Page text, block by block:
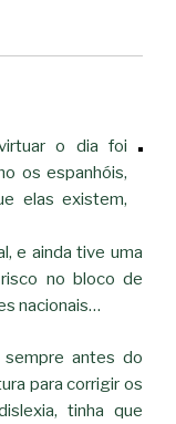
o dia foi
os espanhóis,
elas existem,
e ainda tive uma
no bloco de
nacionais…
antes do
para corrigir os
tinha que